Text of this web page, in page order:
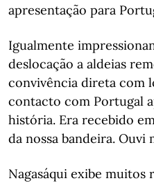
apresentação para
Igualmente
deslocação a aldeias
convivência direta com
contacto com Portugal
história. Era recebido
da nossa bandeira. Ouvi
Nagasáqui exibe muitos